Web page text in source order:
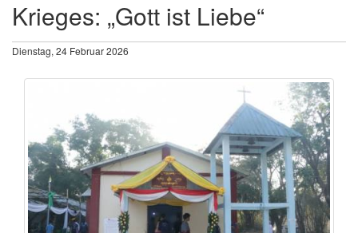
Krieges: „Gott ist Liebe“
Dienstag, 24 Februar 2026